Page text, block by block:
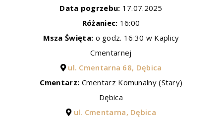
Data pogrzebu: 17.07.2025
Różaniec: 16:00
Msza Święta: o godz. 16:30 w Kaplicy
Cmentarnej
ul. Cmentarna 68, Dębica
Cmentarz: Cmentarz Komunalny (Stary)
Dębica
ul. Cmentarna, Dębica